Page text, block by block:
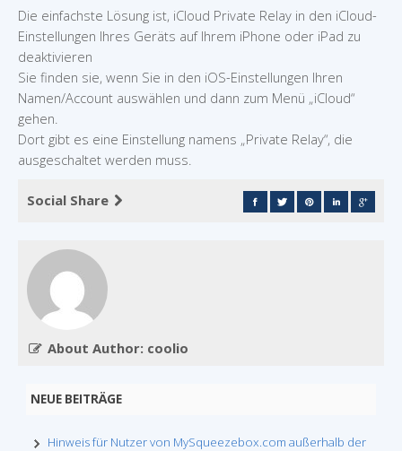
Die einfachste Lösung ist, iCloud Private Relay in den iCloud-
Einstellungen Ihres Geräts auf Ihrem iPhone oder iPad zu
deaktivieren
Sie finden sie, wenn Sie in den iOS-Einstellungen Ihren
Namen/Account auswählen und dann zum Menü „iCloud“
gehen.
Dort gibt es eine Einstellung namens „Private Relay“, die
ausgeschaltet werden muss.
Social Share
About Author: coolio
NEUE BEITRÄGE
Hinweis für Nutzer von MySqueezebox.com außerhalb der